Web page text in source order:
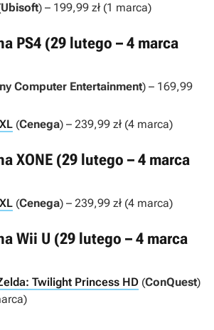
Ubisoft) – 199,99 zł (1 marca)
PS4 (29 lutego – 4 marca
Computer Entertainment) – 169,99
(Cenega) – 239,99 zł (4 marca)
XONE (29 lutego – 4 marca
(Cenega) – 239,99 zł (4 marca)
Wii U (29 lutego – 4 marca
Twilight Princess HD (ConQuest)